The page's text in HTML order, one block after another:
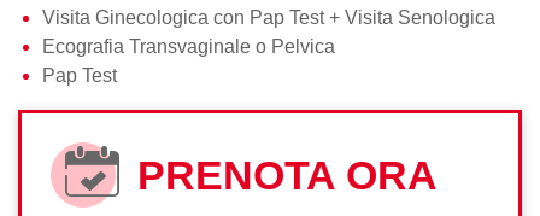
Visita Ginecologica con Pap Test + Visita Senologica
Ecografia Transvaginale o Pelvica
Pap Test
PRENOTA ORA